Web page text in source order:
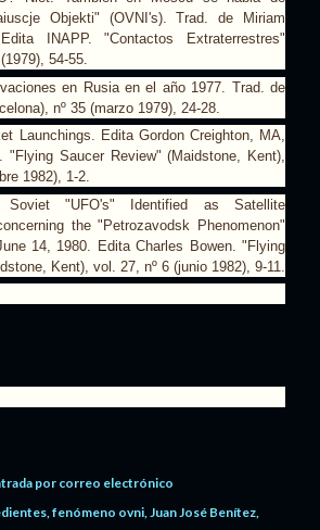
Objekti" (OVNI's). Trad. de Miriam
INAPP. "Contactos Extraterrestres"
54-55.
en Rusia en el año 1977. Trad. de
nº 35 (marzo 1979), 24-28.
Launchings. Edita Gordon Creighton, MA,
"Flying Saucer Review" (Maidstone, Kent),
1982), 1-2.
Soviet "UFO's" Identified as Satellite
the "Petrozavodsk Phenomenon"
14, 1980. Edita Charles Bowen. "Flying
Kent), vol. 27, nº 6 (junio 1982), 9-11.
por correo electrónico
fenómeno ovni Juan José Benítez